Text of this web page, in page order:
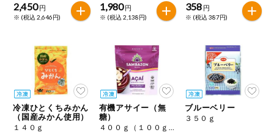
2,450 円
※ (税込 2,646円)
1,980 円
※ (税込 2,138円)
358 円
※ (税込 387円)
冷凍ひとくちみかん
（国産みかん使用）
１４０ｇ
有機アサイー（無
糖）
４００ｇ（１００ｇ×４）
ブルーベリー
３５０ｇ